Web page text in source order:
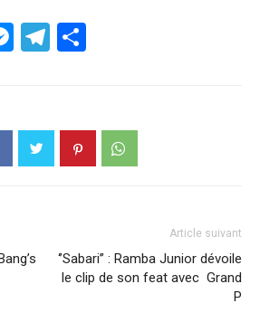
Messenger
Telegram
Article suivant
‘’Sabari’’ : Ramba Junior dévoile
le clip de son feat avec Grand
P